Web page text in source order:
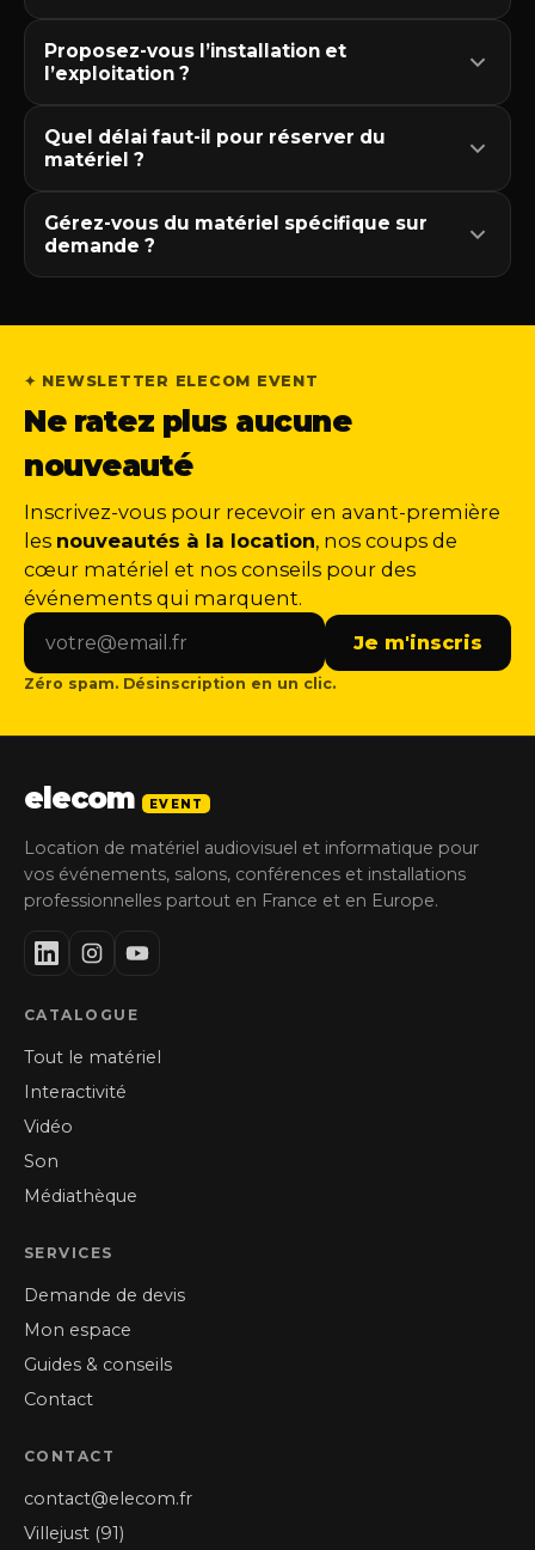
Proposez-vous l’installation et
l’exploitation ?
Quel délai faut-il pour réserver du
matériel ?
Gérez-vous du matériel spécifique sur
demande ?
✦ NEWSLETTER ELECOM EVENT
Ne ratez plus aucune
nouveauté
Inscrivez-vous pour recevoir en avant-première
les nouveautés à la location, nos coups de
cœur matériel et nos conseils pour des
événements qui marquent.
Je m'inscris
Zéro spam. Désinscription en un clic.
elecom EVENT
Location de matériel audiovisuel et informatique pour
vos événements, salons, conférences et installations
professionnelles partout en France et en Europe.
CATALOGUE
Tout le matériel
Interactivité
Vidéo
Son
Médiathèque
SERVICES
Demande de devis
Mon espace
Guides & conseils
Contact
CONTACT
contact@elecom.fr
Villejust (91)